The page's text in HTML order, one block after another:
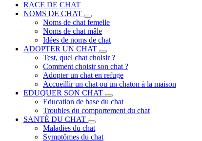
RACE DE CHAT
NOMS DE CHAT
Noms de chat femelle
Noms de chat mâle
Idées de noms de chat
ADOPTER UN CHAT
Test, quel chat choisir ?
Comment choisir son chat ?
Adopter un chat en refuge
Accueillir un chat ou un chaton à la maison
EDUQUER SON CHAT
Education de base du chat
Troubles du comportement du chat
SANTÉ DU CHAT
Maladies du chat
Symptômes du chat